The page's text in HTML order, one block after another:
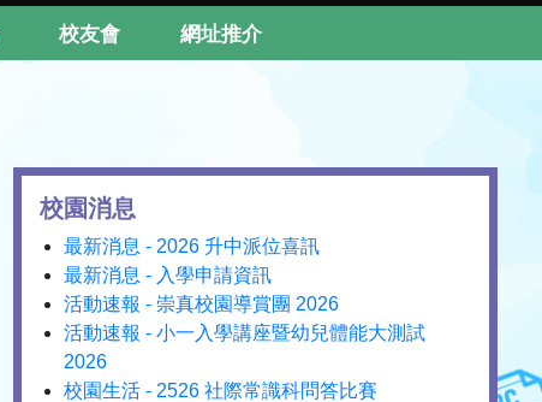
校友會 網址推介
校園消息
最新消息 - 2026 升中派位喜訊
最新消息 - 入學申請資訊
活動速報 - 崇真校園導賞團 2026
活動速報 - 小一入學講座暨幼兒體能大測試
2026
校園生活 - 2526 社際常識科問答比賽